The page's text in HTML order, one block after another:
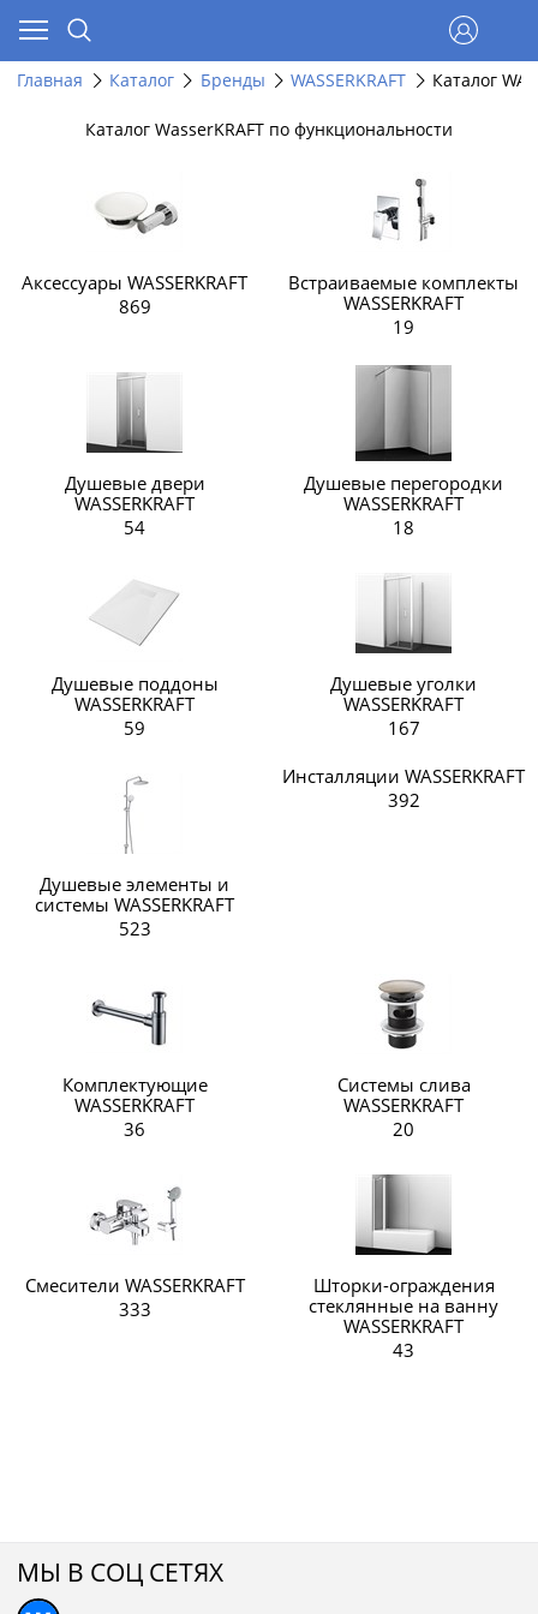
Главная Каталог Бренды WASSERKRAFT Каталог
Каталог WasserKRAFT по функциональности
Аксессуары WASSERKRAFT
869
Встраиваемые комплекты
WASSERKRAFT
19
Душевые двери
WASSERKRAFT
54
Душевые перегородки
WASSERKRAFT
18
Душевые поддоны
WASSERKRAFT
59
Душевые уголки
WASSERKRAFT
167
Душевые элементы и
системы WASSERKRAFT
523
Инсталляции WASSERKRAFT
392
Комплектующие
WASSERKRAFT
36
Системы слива
WASSERKRAFT
20
Смесители WASSERKRAFT
333
Шторки-ограждения
стеклянные на ванну
WASSERKRAFT
43
МЫ В СОЦ СЕТЯХ